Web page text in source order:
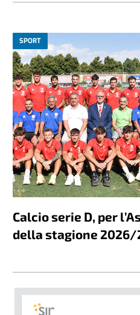
SPORT
Calcio serie D, per
della stagione 2026/